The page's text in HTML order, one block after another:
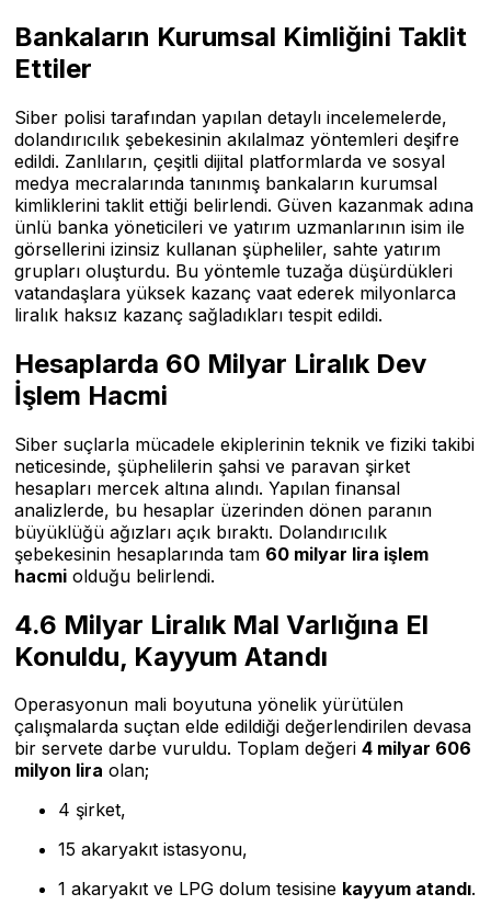
Bankaların Kurumsal Kimliğini Taklit
Ettiler
Siber polisi tarafından yapılan detaylı incelemelerde,
dolandırıcılık şebekesinin akılalmaz yöntemleri deşifre
edildi. Zanlıların, çeşitli dijital platformlarda ve sosyal
medya mecralarında tanınmış bankaların kurumsal
kimliklerini taklit ettiği belirlendi. Güven kazanmak adına
ünlü banka yöneticileri ve yatırım uzmanlarının isim ile
görsellerini izinsiz kullanan şüpheliler, sahte yatırım
grupları oluşturdu. Bu yöntemle tuzağa düşürdükleri
vatandaşlara yüksek kazanç vaat ederek milyonlarca
liralık haksız kazanç sağladıkları tespit edildi.
Hesaplarda 60 Milyar Liralık Dev
İşlem Hacmi
Siber suçlarla mücadele ekiplerinin teknik ve fiziki takibi
neticesinde, şüphelilerin şahsi ve paravan şirket
hesapları mercek altına alındı. Yapılan finansal
analizlerde, bu hesaplar üzerinden dönen paranın
büyüklüğü ağızları açık bıraktı. Dolandırıcılık
şebekesinin hesaplarında tam 60 milyar lira işlem
hacmi olduğu belirlendi.
4.6 Milyar Liralık Mal Varlığına El
Konuldu, Kayyum Atandı
Operasyonun mali boyutuna yönelik yürütülen
çalışmalarda suçtan elde edildiği değerlendirilen devasa
bir servete darbe vuruldu. Toplam değeri 4 milyar 606
milyon lira olan;
4 şirket,
15 akaryakıt istasyonu,
1 akaryakıt ve LPG dolum tesisine kayyum atandı.